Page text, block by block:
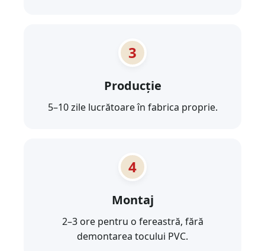
Producție
5–10 zile lucrătoare în fabrica proprie.
Montaj
2–3 ore pentru o fereastră, fără
demontarea tocului PVC.